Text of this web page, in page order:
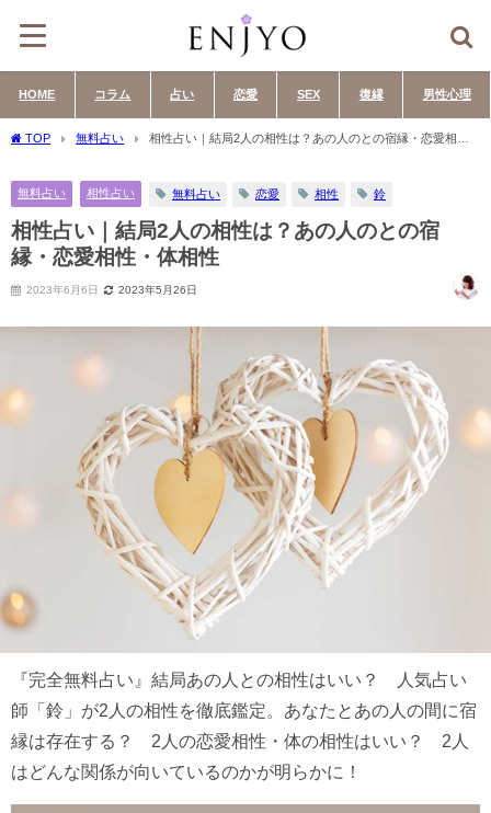
HOME コラム 占い 恋愛 SEX 復縁 男性心理
TOP 無料占い
相性占い｜結局2人の相性は？あの人のとの宿縁・恋愛相
無料占い 相性占い 無料占い 恋愛 相性 鈴
相性占い｜結局2人の相性は？あの人のとの宿
縁・恋愛相性・体相性
2023年6月6日 2023年5月26日
『完全無料占い』結局あの人との相性はいい？ 人気占い
師「鈴」が2人の相性を徹底鑑定。あなたとあの人の間に宿
縁は存在する？ 2人の恋愛相性・体の相性はいい？ 2人
はどんな関係が向いているのかが明らかに！